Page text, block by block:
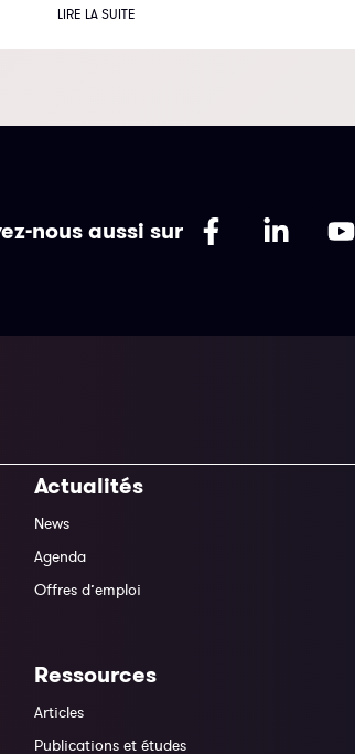
LIRE LA SUITE
nous aussi sur
Actualités
News
Agenda
Offres d’emploi
Ressources
Articles
Publications et études